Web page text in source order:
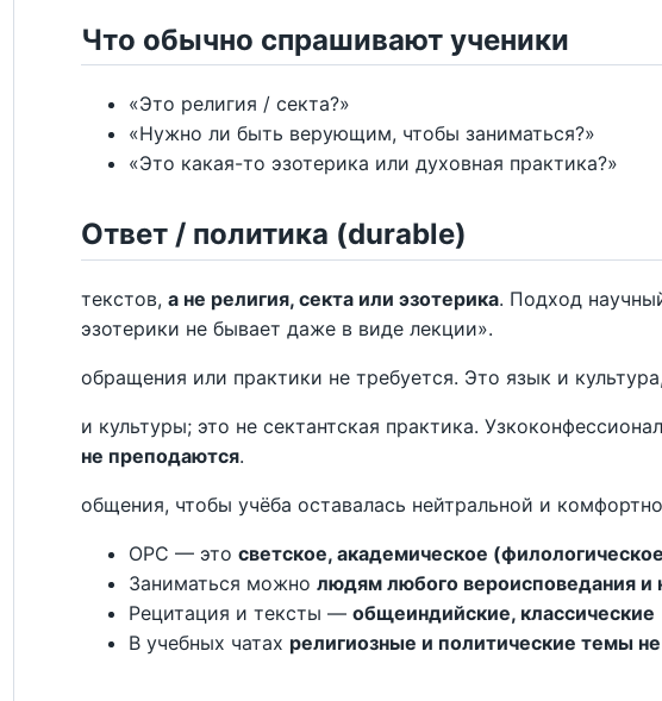
Что обычно спрашивают ученики
«Это религия / секта?»
«Нужно ли быть верующим, чтобы заниматься?»
«Это какая-то эзотерика или духовная практика?»
Ответ / политика (durable)
текстов, а не религия, секта или эзотерика. Подход
эзотерики не бывает даже в виде лекции».
обращения или практики не требуется. Это язык и
и культуры; это не сектантская практика.
не преподаются.
общения, чтобы учёба оставалась нейтральной и
ОРС — это светское, академическое
Заниматься можно людям любого вероисповедания
Рецитация и тексты — общеиндийские, классические
В учебных чатах религиозные и политические темы